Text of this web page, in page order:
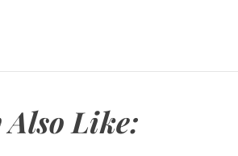
Also Like: